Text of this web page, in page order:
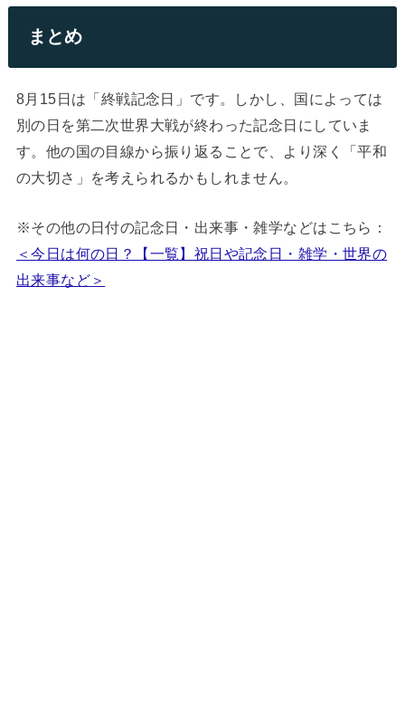
まとめ
8月15日は「終戦記念日」です。しかし、国によっては
別の日を第二次世界大戦が終わった記念日にしていま
す。他の国の目線から振り返ることで、より深く「平和
の大切さ」を考えられるかもしれません。
※その他の日付の記念日・出来事・雑学などはこちら：
＜今日は何の日？【一覧】祝日や記念日・雑学・世界の
出来事など＞